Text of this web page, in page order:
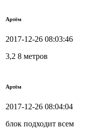
Артём
2017-12-26 08:03:46
3,2 8 метров
Артём
2017-12-26 08:04:04
блок подходит всем